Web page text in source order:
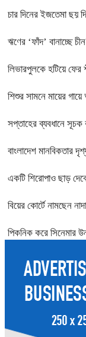
চার দিনের ইজতেমা ছয়
ঋণের ‘ফাঁদ’ বানাচ্ছে
লিভারপুলকে হটিয়ে ফের
শিশুর সামনে মায়ের
সপ্তাহের ব্যবধানে
বাংলাদেশ মানবিকতার
একটি শিরোপাও ছাড় দেবে
বিয়ের কোর্টে নামছেন
পিকনিক করে সিনেমার